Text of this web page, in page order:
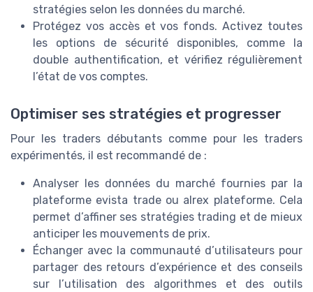
stratégies selon les données du marché.
Protégez vos accès et vos fonds. Activez toutes
les options de sécurité disponibles, comme la
double authentification, et vérifiez régulièrement
l’état de vos comptes.
Optimiser ses stratégies et progresser
Pour les traders débutants comme pour les traders
expérimentés, il est recommandé de :
Analyser les données du marché fournies par la
plateforme evista trade ou alrex plateforme. Cela
permet d’affiner ses stratégies trading et de mieux
anticiper les mouvements de prix.
Échanger avec la communauté d’utilisateurs pour
partager des retours d’expérience et des conseils
sur l’utilisation des algorithmes et des outils